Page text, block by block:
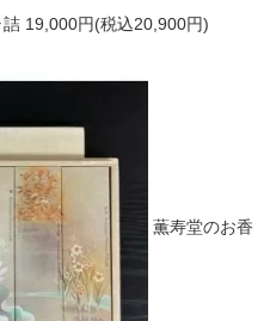
19,000円(税込20,900円)
薫寿堂のお香